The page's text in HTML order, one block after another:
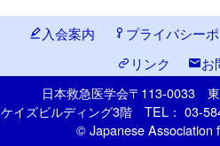
入会案内 プライバシー
リンク
お
日本救急医学会〒113-0033
ケイズビルディング3階 TEL： 03-
© Japanese Association